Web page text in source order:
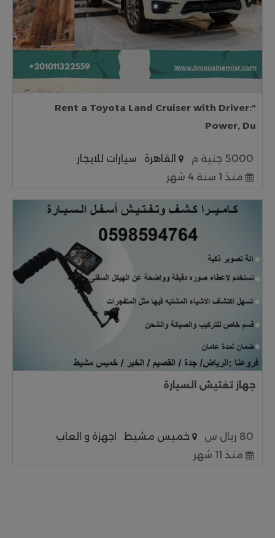
"Rent a Toyota Land Cruiser with Driver:
Power, Du
5000 جنية م القاهرة
سيارات للايجار
منذ 1 سنة 4 شهر
جهاز تفتيش السيارة
80 ريال س خميس مشيط
اجهزة و العاب
منذ 11 شهر